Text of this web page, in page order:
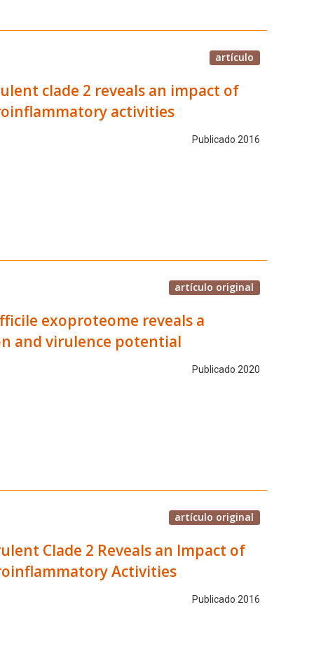
artículo
clade 2 reveals an impact of
activities
Publicado 2016
artículo original
exoproteome reveals a
and virulence potential
Publicado 2020
artículo original
Clade 2 Reveals an Impact of
Activities
Publicado 2016